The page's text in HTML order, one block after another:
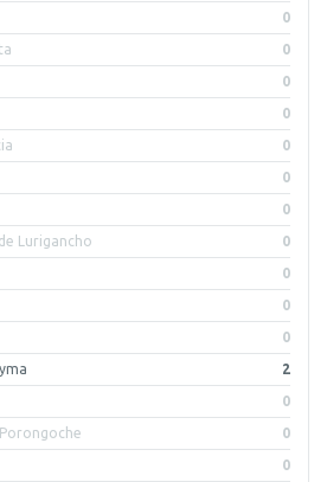
0
0
0
0
0
0
0
Lurigancho 0
0
0
0
2
0
0
0